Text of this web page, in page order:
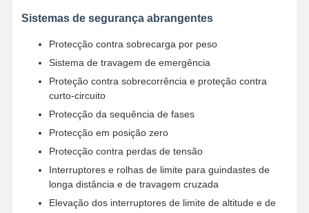
Sistemas de segurança abrangentes
Protecção contra sobrecarga por peso
Sistema de travagem de emergência
Proteção contra sobrecorrência e proteção contra
curto-circuito
Protecção da sequência de fases
Protecção em posição zero
Protecção contra perdas de tensão
Interruptores e rolhas de limite para guindastes de
longa distância e de travagem cruzada
Elevação dos interruptores de limite de altitude e de